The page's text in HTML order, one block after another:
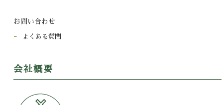
お問い合わせ
よくある質問
会社概要